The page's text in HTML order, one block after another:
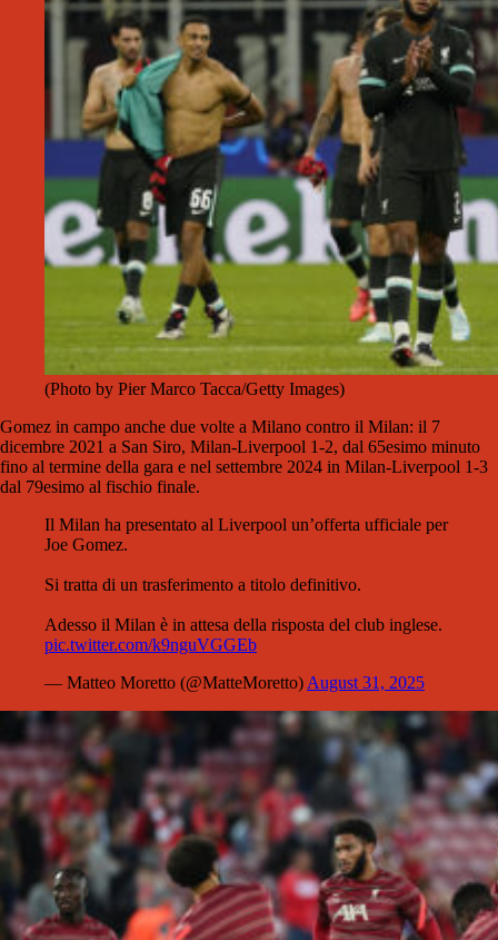
(Photo by Pier Marco Tacca/Getty Images)
Gomez in campo anche due volte a Milano contro il Milan: il 7
dicembre 2021 a San Siro, Milan-Liverpool 1-2, dal 65esimo minuto
fino al termine della gara e nel settembre 2024 in Milan-Liverpool 1-3
dal 79esimo al fischio finale.
Il Milan ha presentato al Liverpool un’offerta ufficiale per
Joe Gomez.
Si tratta di un trasferimento a titolo definitivo.
Adesso il Milan è in attesa della risposta del club inglese.
pic.twitter.com/k9nguVGGEb
— Matteo Moretto (@MatteMoretto)August 31, 2025